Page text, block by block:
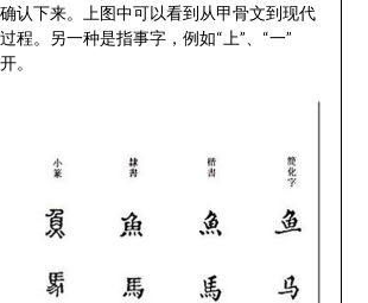
认下来。上图中可以看到从甲骨文到现代
程。另一种是指事字，例如“上”、“一”
。